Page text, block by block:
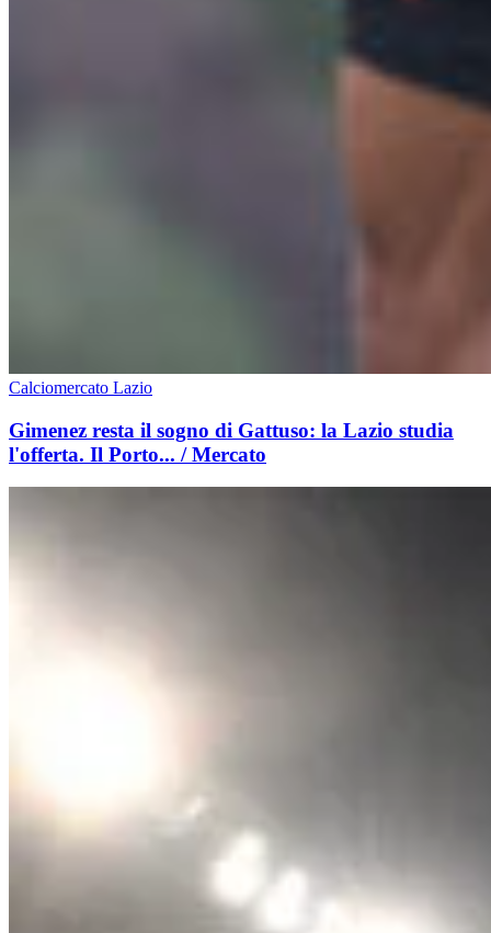
Calciomercato Lazio
Gimenez resta il sogno di Gattuso: la Lazio studia
l'offerta. Il Porto... / Mercato